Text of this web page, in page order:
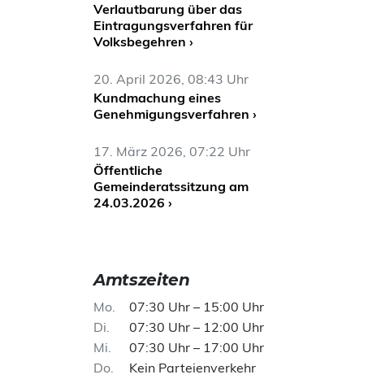
Verlautbarung über das
Eintragungsverfahren für
Volksbegehren ›
20. April 2026, 08:43 Uhr
Kundmachung eines
Genehmigungsverfahren ›
17. März 2026, 07:22 Uhr
Öffentliche
Gemeinderatssitzung am
24.03.2026 ›
Amtszeiten
Mo
07:30 Uhr – 15:00 Uhr
Di
07:30 Uhr – 12:00 Uhr
Mi
07:30 Uhr – 17:00 Uhr
Do
Kein Parteienverkehr